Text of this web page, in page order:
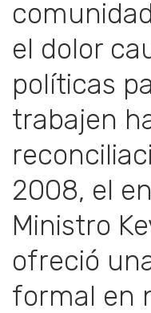
el dolor
políticas
trabajen
2008, el
Ministro
ofreció
formal en